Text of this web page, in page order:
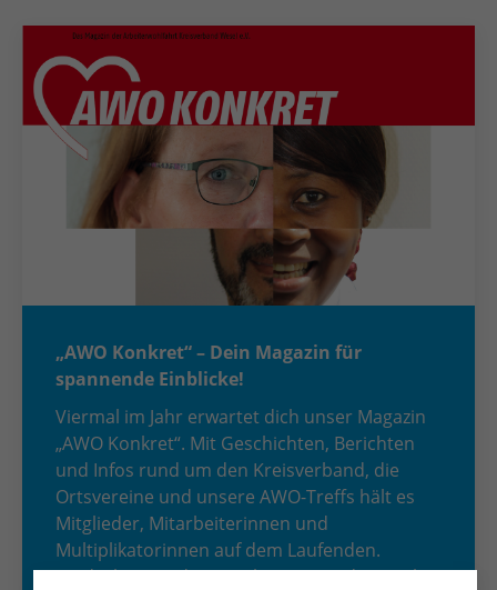
„AWO Konkret“ – Dein Magazin für
spannende Einblicke!
Viermal im Jahr erwartet dich unser Magazin
„AWO Konkret“. Mit Geschichten, Berichten
und Infos rund um den Kreisverband, die
Ortsvereine und unsere AWO-Treffs hält es
Mitglieder, Mitarbeiterinnen und
Multiplikatorinnen auf dem Laufenden.
Entdecke, was die AWO bewegt, und sei Teil